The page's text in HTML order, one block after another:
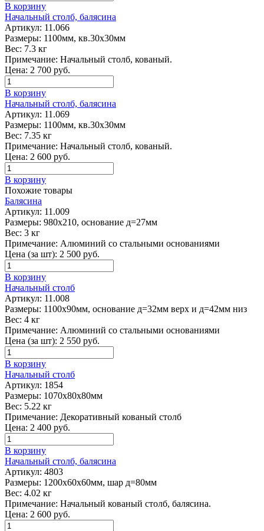
В корзину
Начальный столб, балясина
Артикул: 11.066
Размеры: 1100мм, кв.30х30мм
Вес: 7.3 кг
Примечание: Начальный столб, кованый.
Цена: 2 700 руб.
В корзину
Начальный столб, балясина
Артикул: 11.069
Размеры: 1100мм, кв.30х30мм
Вес: 7.35 кг
Примечание: Начальный столб, кованый.
Цена: 2 600 руб.
В корзину
Похожие товары
Балясина
Артикул: 11.009
Размеры: 980х210, основание д=27мм
Вес: 3 кг
Примечание: Алюминий со стальными основаниями
Цена (за шт): 2 500 руб.
В корзину
Начальный столб
Артикул: 11.008
Размеры: 1100х90мм, основание д=32мм верх и д=42мм низ
Вес: 4 кг
Примечание: Алюминий со стальными основаниями
Цена (за шт): 2 550 руб.
В корзину
Начальный столб
Артикул: 1854
Размеры: 1070х80х80мм
Вес: 5.22 кг
Примечание: Декоративный кованый столб
Цена: 2 400 руб.
В корзину
Начальный столб, балясина
Артикул: 4803
Размеры: 1200х60х60мм, шар д=80мм
Вес: 4.02 кг
Примечание: Начальный кованый столб, балясина.
Цена: 2 600 руб.